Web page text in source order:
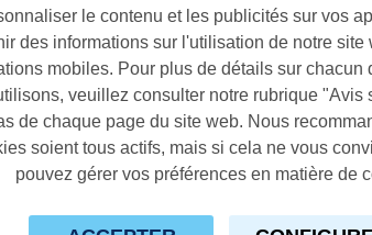
le contenu et les publicités sur vos
des informations sur l'utilisation de notre site
mobiles. Pour plus de détails sur chacun
veuillez consulter notre rubrique "Avis
de chaque page du site web. Nous
soient tous actifs, mais si cela ne vous
pouvez gérer vos préférences en matière de